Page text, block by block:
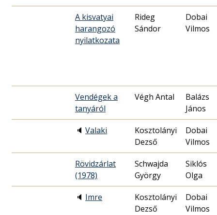
A kisvatyai
harangozó
nyilatkozata
Rideg
Sándor
Dobai
Vilmos
Vendégek a
tanyáról
Végh Antal
Balázs
János
🔈 Valaki
Kosztolányi
Dezső
Dobai
Vilmos
Rövidzárlat
(1978)
Schwajda
György
Siklós
Olga
🔈 Imre
Kosztolányi
Dezső
Dobai
Vilmos